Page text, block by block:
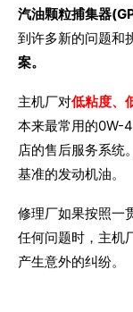
汽油颗粒捕集器
到许多新的问题和
案。
主机厂对低粘度、
本来最常用的0W-
店的售后服务系统
基准的发动机油。
修理厂如果按照一
任何问题时，主机
产生意外的纠纷。